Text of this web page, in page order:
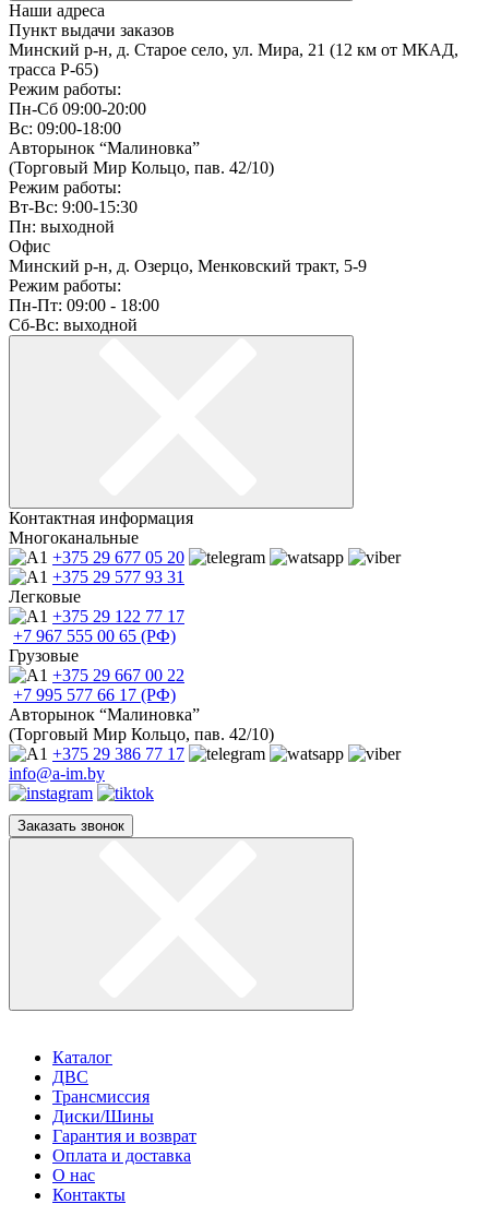
Наши адреса
Пункт выдачи заказов
Минский р-н, д. Старое село, ул. Мира, 21 (12 км от МКАД,
трасса P-65)
Режим работы:
Пн-Сб 09:00-20:00
Вс: 09:00-18:00
Авторынок “Малиновка”
(Торговый Мир Кольцо, пав. 42/10)
Режим работы:
Вт-Вс: 9:00-15:30
Пн: выходной
Офис
Минский р-н, д. Озерцо, Менковский тракт, 5-9
Режим работы:
Пн-Пт: 09:00 - 18:00
Сб-Вс: выходной
Контактная информация
Многоканальные
+375 29 677 05 20
+375 29 577 93 31
Легковые
+375 29 122 77 17
+7 967 555 00 65 (РФ)
Грузовые
+375 29 667 00 22
+7 995 577 66 17 (РФ)
Авторынок “Малиновка”
(Торговый Мир Кольцо, пав. 42/10)
+375 29 386 77 17
info@a-im.by
Заказать звонок
Каталог
ДВС
Трансмиссия
Диски/Шины
Гарантия и возврат
Оплата и доставка
О нас
Контакты